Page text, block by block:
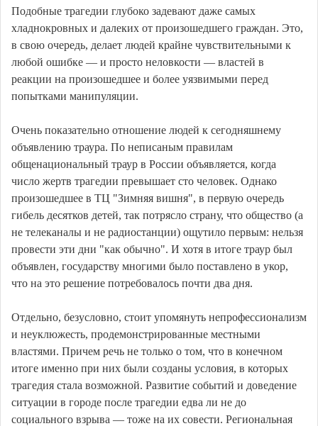
Подобные трагедии глубоко задевают даже самых
хладнокровных и далеких от произошедшего граждан. Это,
в свою очередь, делает людей крайне чувствительными к
любой ошибке — и просто неловкости — властей в
реакции на произошедшее и более уязвимыми перед
попытками манипуляции.
Очень показательно отношение людей к сегодняшнему
объявлению траура. По неписаным правилам
общенациональный траур в России объявляется, когда
число жертв трагедии превышает сто человек. Однако
произошедшее в ТЦ "Зимняя вишня", в первую очередь
гибель десятков детей, так потрясло страну, что общество (а
не телеканалы и не радиостанции) ощутило первым: нельзя
провести эти дни "как обычно". И хотя в итоге траур был
объявлен, государству многими было поставлено в укор,
что на это решение потребовалось почти два дня.
Отдельно, безусловно, стоит упомянуть непрофессионализм
и неуклюжесть, продемонстрированные местными
властями. Причем речь не только о том, что в конечном
итоге именно при них были созданы условия, в которых
трагедия стала возможной. Развитие событий и доведение
ситуации в городе после трагедии едва ли не до
социального взрыва — тоже на их совести. Региональная